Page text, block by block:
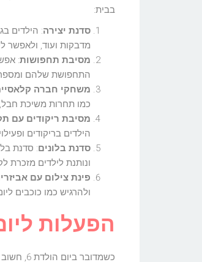
בבית:
סדנת יצירה: הילדים
מדבקות ועוד, ולאפשר
מסיבת תחפושות:
התחפושת שלהם
משחקי חברה
כמו תחרות משיכת חבל,
מסיבת ריקודים עם
הילדים בריקודים
סדנת בלונים: סדנת
ונותנת לילדים מזכרת
פינת צילום עם
ולהרגיש כמו כוכבים
הפעלות ליום הולדת